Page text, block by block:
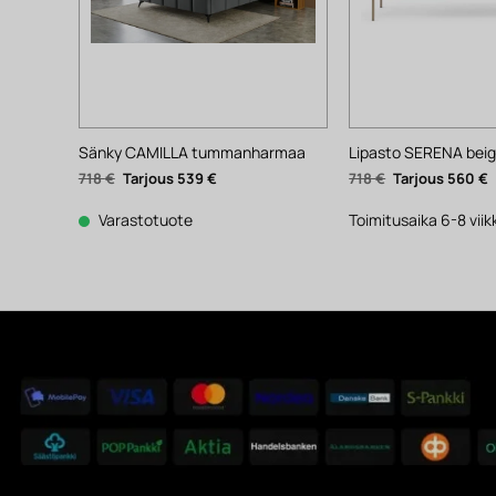
Sänky CAMILLA tummanharmaa
718€ Alkuperäinen
hinta
718 €.
539€Nykyinen
hinta
Varastotuote
Lipasto SERENA
718€ Alkuperäinen
hinta
718 €.
560€
Toimitusaika 6-8